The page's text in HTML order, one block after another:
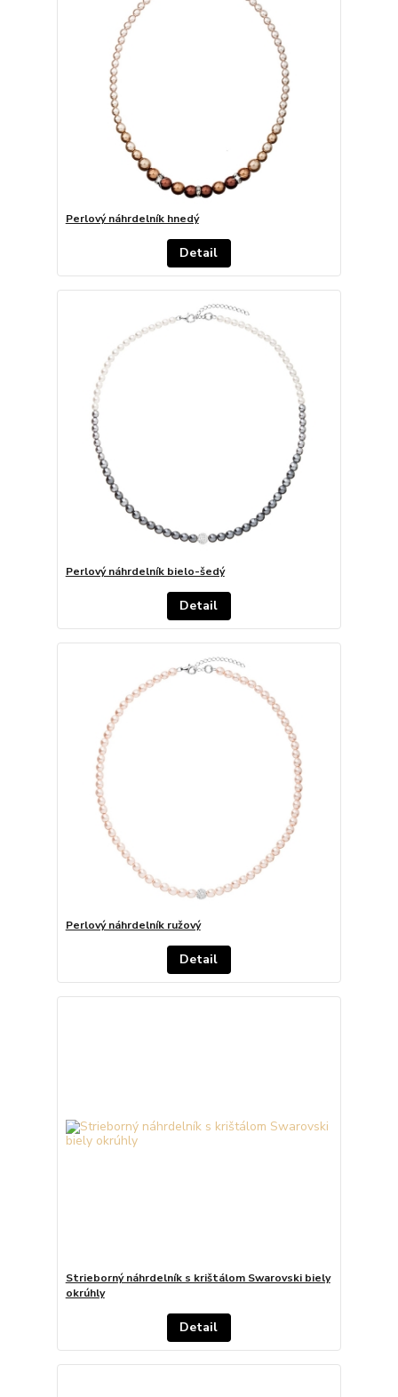
Perlový náhrdelník hnedý
Detail
Perlový náhrdelník bielo-šedý
Detail
Perlový náhrdelník ružový
Detail
Strieborný náhrdelník s krištálom Swarovski biely
okrúhly
Detail